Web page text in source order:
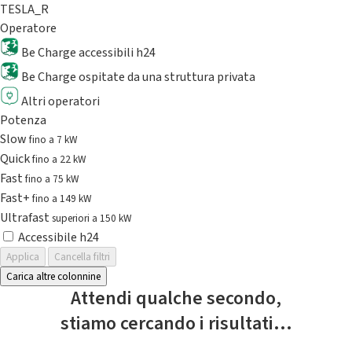
TESLA_R
Operatore
Be Charge accessibili h24
Be Charge ospitate da una struttura privata
Altri operatori
Potenza
Slowfino a 7 kW
Quickfino a 22 kW
Fastfino a 75 kW
Fast+fino a 149 kW
Ultrafast superiori a 150 kW
Accessibile h24
Applica
Cancella filtri
Carica altre colonnine
Attendi qualche secondo,
stiamo cercando i risultati...